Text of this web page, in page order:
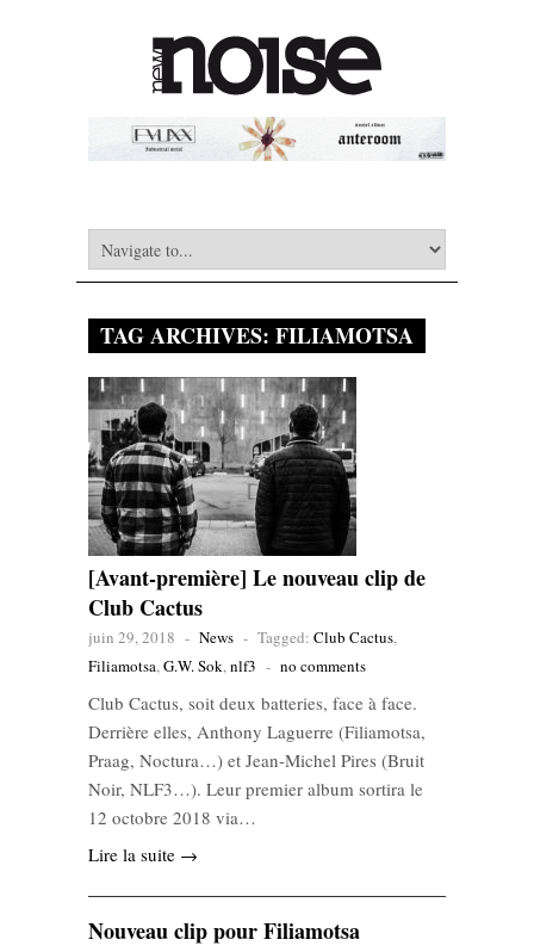
TAG ARCHIVES: FILIAMOTSA
[Avant-première] Le nouveau clip de
Club Cactus
juin 29, 2018 - News - Tagged: Club Cactus,
Filiamotsa,G.W. Sok,nlf3 - no comments
Club Cactus, soit deux batteries, face à face.
Derrière elles, Anthony Laguerre (Filiamotsa,
Praag, Noctura…) et Jean-Michel Pires (Bruit
Noir, NLF3…). Leur premier album sortira le
12 octobre 2018 via…
Lire la suite →
Nouveau clip pour Filiamotsa